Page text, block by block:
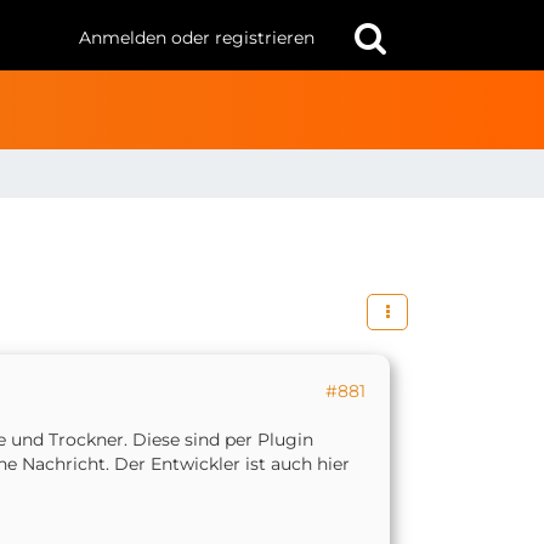
Anmelden oder registrieren
#881
Trockner. Diese sind per Plugin
Nachricht. Der Entwickler ist auch hier